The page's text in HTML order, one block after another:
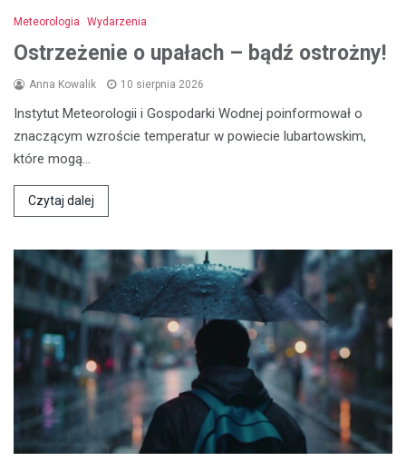
Meteorologia Wydarzenia
Ostrzeżenie o upałach – bądź ostrożny!
Anna Kowalik 10 sierpnia 2026
Instytut Meteorologii i Gospodarki Wodnej poinformował o
znaczącym wzroście temperatur w powiecie lubartowskim,
które mogą…
Czytaj dalej